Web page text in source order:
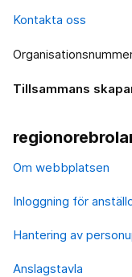
Kontakta oss
Tillsammans
Om webbplatsen
Inloggning för
Hantering av
Anslagstavla